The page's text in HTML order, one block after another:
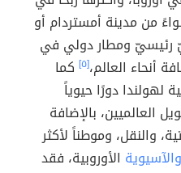
24 ساعة، سواءً من مدينة أمستردام أو
رئيسيّ ومطار دولي في
أنحاء العالم،[٥]
كما
لهولندا دورًا حيوياً
العالميين، بالإضافة
والنقل، وموطناً لأكثر
والآسيوية الأوروبية، فقد